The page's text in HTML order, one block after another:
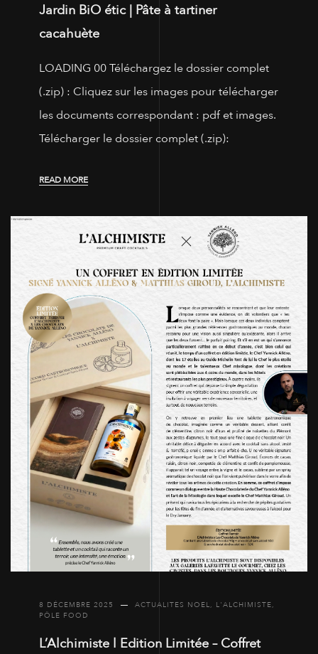
Jardin BiO étic | Pâte à tartiner
cacahuète
LOADING 00 Téléchargez le dossier complet
(.zip) : Cliquez sur les images pour télécharger
les documents correspondant : pdf et images.
Télécharger le dossier complet (.zip):
READ MORE
8 DÉCEMBRE 2025 ACTUALITES NOEL, L'ALCHIMISTE,
PÔLE FOOD
L’Alchimiste l Edition Limitée – Coffret